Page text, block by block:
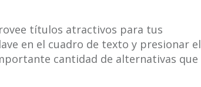
títulos atractivos para tus
en el cuadro de texto y presionar el
cantidad de alternativas que